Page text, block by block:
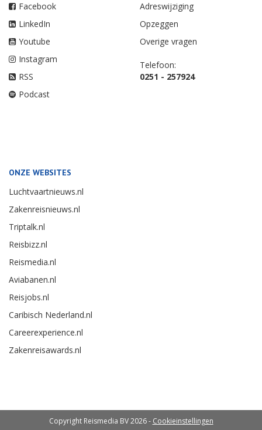
Facebook
LinkedIn
Youtube
Instagram
RSS
Podcast
Adreswijziging
Opzeggen
Overige vragen
Telefoon:
0251 - 257924
ONZE WEBSITES
Luchtvaartnieuws.nl
Zakenreisnieuws.nl
Triptalk.nl
Reisbizz.nl
Reismedia.nl
Aviabanen.nl
Reisjobs.nl
Caribisch Nederland.nl
Careerexperience.nl
Zakenreisawards.nl
Copyright Reismedia BV 2026 - Cookieinstellingen